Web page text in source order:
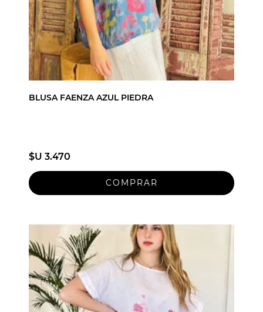
BLUSA FAENZA AZUL PIEDRA
$U 3.470